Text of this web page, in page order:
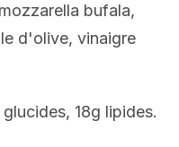
bufala,
d'olive, vinaigre
18g lipides.